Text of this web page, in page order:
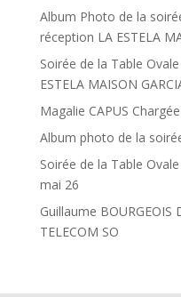
Album Photo de la
réception LA ESTELA
Soirée de la Table
ESTELA MAISON
Magalie CAPUS
Album photo de la
Soirée de la Table
mai 26
Guillaume BOURGEOIS
TELECOM SO